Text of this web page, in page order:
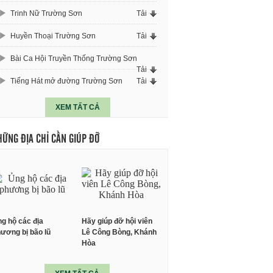
Trinh Nữ Trường Sơn Tải
Huyền Thoại Trường Sơn Tải
Bài Ca Hội Truyền Thống Trường Sơn
Tải
Tiếng Hát mở đường Trường Sơn
Tải
XEM TẤT CẢ
ĐỊA CHỈ CẦN GIÚP ĐỠ
hộ các địa
bị bão lũ
Hãy giúp đỡ hội viên
Lê Công Bòng, Khánh
Hòa